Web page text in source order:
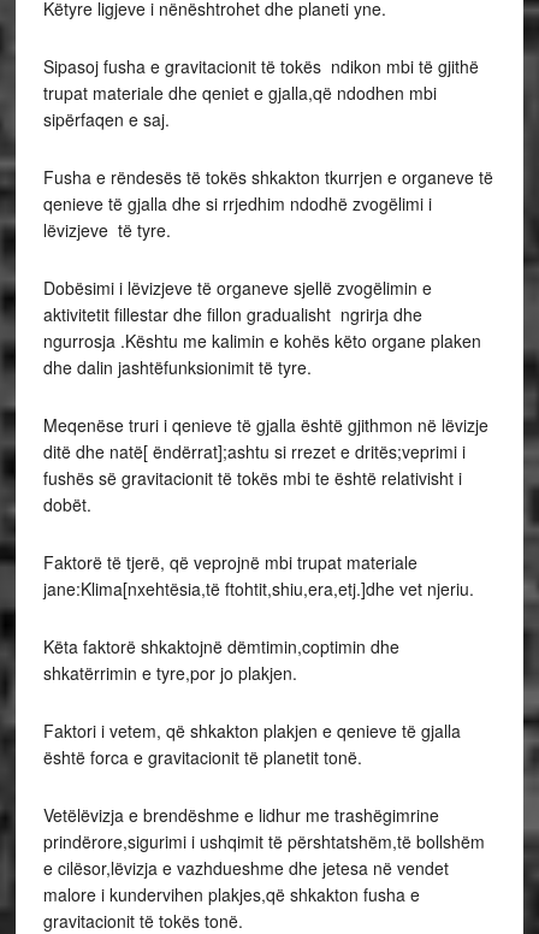
Këtyre ligjeve i nënështrohet dhe planeti yne.
Sipasoj fusha e gravitacionit të tokës ndikon mbi të gjithë
trupat materiale dhe qeniet e gjalla,që ndodhen mbi
sipërfaqen e saj.
Fusha e rëndesës të tokës shkakton tkurrjen e organeve të
qenieve të gjalla dhe si rrjedhim ndodhë zvogëlimi i
lëvizjeve të tyre.
Dobësimi i lëvizjeve të organeve sjellë zvogëlimin e
aktivitetit fillestar dhe fillon gradualisht ngrirja dhe
ngurrosja .Kështu me kalimin e kohës këto organe plaken
dhe dalin jashtëfunksionimit të tyre.
Meqenëse truri i qenieve të gjalla është gjithmon në lëvizje
ditë dhe natë[ ëndërrat];ashtu si rrezet e dritës;veprimi i
fushës së gravitacionit të tokës mbi te është relativisht i
dobët.
Faktorë të tjerë, që veprojnë mbi trupat materiale
jane:Klima[nxehtësia,të ftohtit,shiu,era,etj.]dhe vet njeriu.
Këta faktorë shkaktojnë dëmtimin,coptimin dhe
shkatërrimin e tyre,por jo plakjen.
Faktori i vetem, që shkakton plakjen e qenieve të gjalla
është forca e gravitacionit të planetit tonë.
Vetëlëvizja e brendëshme e lidhur me trashëgimrine
prindërore,sigurimi i ushqimit të përshtatshëm,të bollshëm
e cilësor,lëvizja e vazhdueshme dhe jetesa në vendet
malore i kundervihen plakjes,që shkakton fusha e
gravitacionit të tokës tonë.